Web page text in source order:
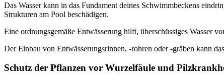
Das Wasser kann in das Fundament deines Schwimmbeckens
Strukturen am Pool beschädigen.
Eine ordnungsgemäße Entwässerung hilft, überschüssiges Wasser
Der Einbau von Entwässerungsrinnen, -rohren oder -gräben kann
Schutz der Pflanzen vor Wurzelfäule und